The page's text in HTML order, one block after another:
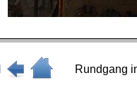
Rundgang